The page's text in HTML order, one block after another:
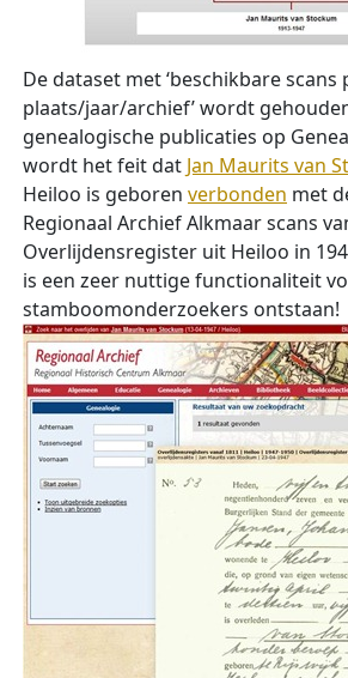
De dataset met ‘beschikbare scans
plaats/jaar/archief’ wordt
genealogische publicaties op
wordt het feit dat Jan Maurits van
Heiloo is geboren verbonden met
Regionaal Archief Alkmaar scans
Overlijdensregister uit Heiloo in
is een zeer nuttige functionaliteit
stamboomonderzoekers ontstaan!